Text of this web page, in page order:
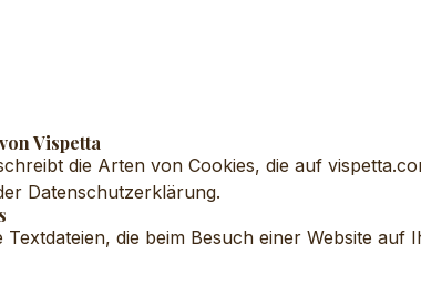
Vispetta
die Arten von Cookies, die auf
Datenschutzerklärung.
Textdateien, die beim Besuch einer Website auf